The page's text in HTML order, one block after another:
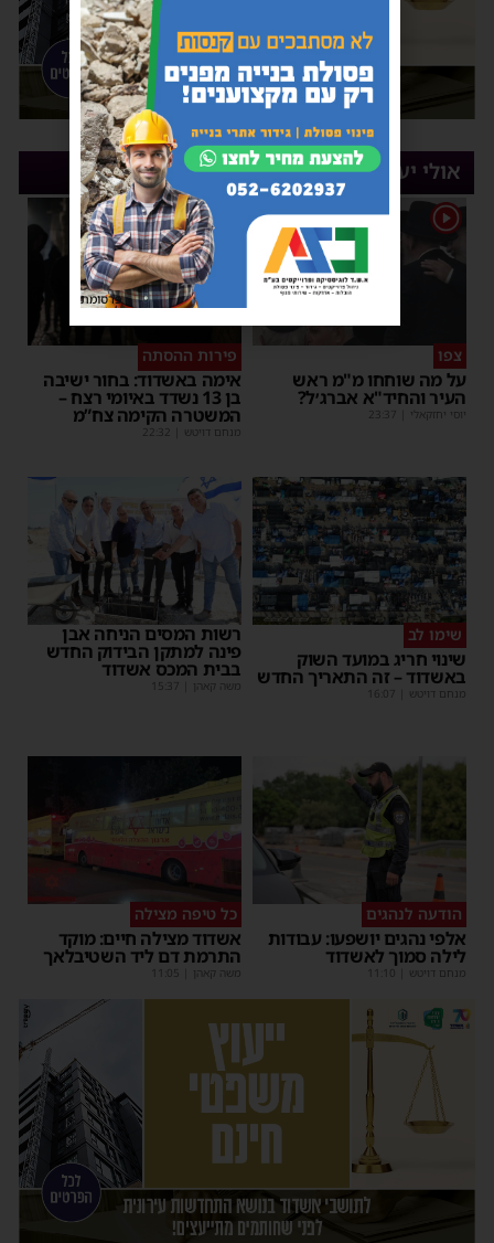
אולי יעניין אותך
על מה שוחחו מ"מ ראש
העיר והחיד"א אברג׳ל?
יוסי יחזקאלי |
23:37
פירות ההסתה
אימה באשדוד: בחור ישיבה
בן 13 נשדד באיומי רצח –
המשטרה הקימה צח”מ
מנחם דויטש |
22:32
שימו לב
שינוי חריג במועד השוק
באשדוד – זה התאריך החדש
מנחם דויטש |
16:07
רשות המסים הניחה אבן
פינה למתקן הבידוק החדש
בבית המכס אשדוד
משה קאהן |
15:37
הודעה לנהגים
אלפי נהגים יושפעו: עבודות
לילה סמוך לאשדוד
מנחם דויטש |
11:10
כל טיפה מצילה
אשדוד מצילה חיים: מוקד
התרמת דם ליד השטיבלאך
משה קאהן |
11:05
פרסומת